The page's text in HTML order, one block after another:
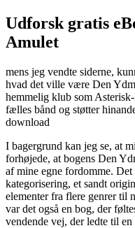
Udforsk gratis
Amulet
mens jeg vendte siderne,
hvad det ville være Den
hemmelig klub som
fælles bånd og støtter
download
I bagergrund kan jeg se, at
forhøjede, at bogens Den
af mine egne fordomme.
kategorisering, et sandt
elementer fra flere genrer til
var det også en bog, der
vendende vej, der ledte til